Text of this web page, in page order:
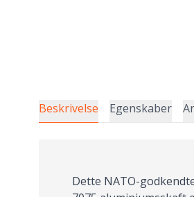
Beskrivelse Egenskaber
Dette NATO-